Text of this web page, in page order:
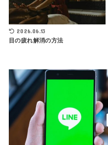
2026.06.13
目の疲れ解消の方法